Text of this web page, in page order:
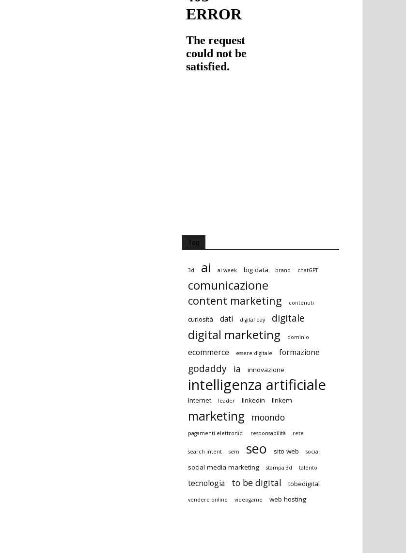
Tag
3d ai ai week big data brand chatGPT
comunicazione
content marketing contenuti
curiosità dati digital day digitale
digital marketing dominio
ecommerce essere digitale formazione
godaddy ia innovazione
intelligenza artificiale
Internet leader linkedin linkem
marketing moondo
pagamenti elettronici responsabilità rete
search intent sem seo sito web social
social media marketing stampa 3d talento
tecnologia to be digital tobedigital
vendere online videogame web hosting